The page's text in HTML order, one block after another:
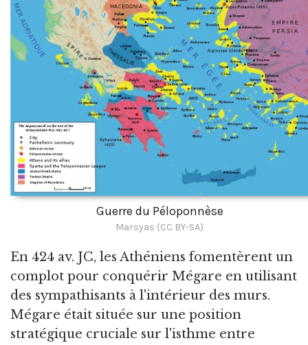
Guerre du Péloponnèse
Marsyas (CC BY-SA)
En 424 av. JC, les Athéniens fomentèrent un
complot pour conquérir Mégare en utilisant
des sympathisants à l'intérieur des murs.
Mégare était située sur une position
stratégique cruciale sur l'isthme entre